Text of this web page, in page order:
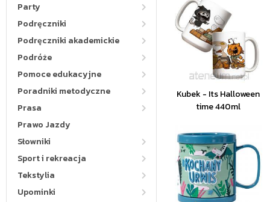
Party
Podręczniki
Podręczniki akademickie
Podróże
Pomoce edukacyjne
Poradniki metodyczne
Prasa
Prawo Jazdy
Słowniki
Sport i rekreacja
Tekstylia
Upominki
Kubek - Its Halloween
time 440ml